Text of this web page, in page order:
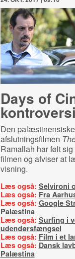
Days of
Den
afslutningsfilmen
Ramallah har følt
filmen og afviser at
visning.
Læs også: Selvironi
Læs også: Fra
Læs også: Google
Palæstina
Læs også: Surfing i
udendørsfængsel
Læs også: Film i et
Læs også: Dansk
Palæstina